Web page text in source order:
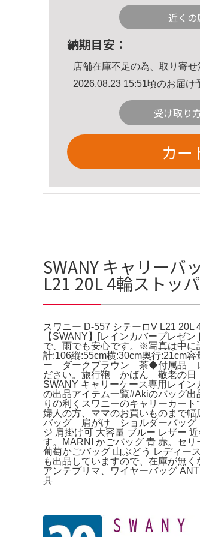
近くの
納期目安：
店舗在庫不足の為、取り寄せ
2026.08.23 15:51頃のお届け
受け取り
カー
SWANY キャリーバ
L21 20L 4輪ストッ
スワニー D-557 シテーロV L21 20L
【SWANY】[レインカバープレゼ
で、雨でも安心です。※写真は中に
計:106縦:55cm横:30cm奥行:21cm
ー ダークブラウン 茶◆付属品 レ
ださい。旅行鞄 かばん 敬老の
SWANY キャリーケース専用レイ
の出品アイテム一覧#Akiのバッグ
りの利くスワニーのキャリーカー
婦人の方、ママのお買いものま
バッグ 肩がけ ショルダーバッグ
ジ 肩掛け可 大容量 ブルー レザー
す。MARNI かごバッグ 青 赤。セ
葡萄かごバッグ 山ぶどう レディー
も出品していますので、在庫が無
アンテプリマ、ワイヤーバッグ
具